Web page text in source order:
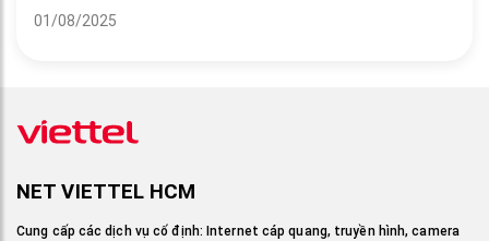
01/08/2025
NET VIETTEL HCM
Cung cấp các dịch vụ cố định: Internet cáp quang, truyền hình, camera